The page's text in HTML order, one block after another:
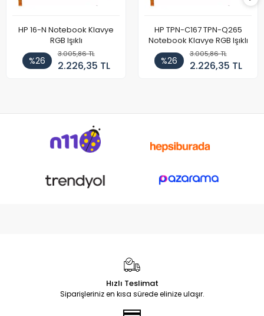
HP 16-N Notebook Klavye
RGB Işıklı
%26
3.005,86 TL
2.226,35 TL
HP TPN-C167 TPN-Q265
Notebook Klavye RGB Işıklı
%26
3.005,86 TL
2.226,35 TL
Hızlı Teslimat
Siparişleriniz en kısa sürede elinize ulaşır.